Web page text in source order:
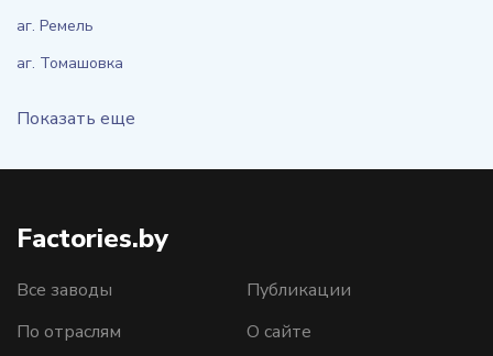
аг. Ремель
аг. Томашовка
Показать еще
Factories.by
Все заводы
По отраслям
Публикации
О сайте